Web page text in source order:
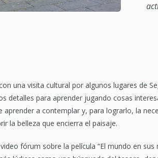
una visita cultural por algunos lugares de
detalles para aprender jugando cosas
aprender a contemplar y, para lograrlo, la
la belleza que encierra el paisaje.
fórum sobre la película “El mundo en